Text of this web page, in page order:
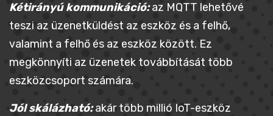
Kétirányú kommunikáció: az MQTT lehetővé
teszi az üzenetküldést az eszköz és a felhő,
valamint a felhő és az eszköz között. Ez
megkönnyíti az üzenetek továbbítását több
eszközcsoport számára.
Jól skálázható: akár több millió IoT-eszköz